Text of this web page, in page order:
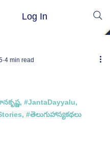
Log In
4 min read
#JantaDayyalu,
, #తెలుగుహాస్యకథలు